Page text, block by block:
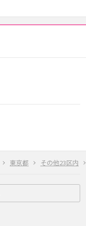
東京都 その他23区内